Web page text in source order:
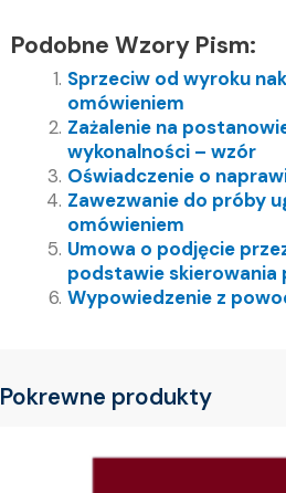
Podobne Wzory Pism:
Sprzeciw od wyroku
omówieniem
Zażalenie na
wykonalności – wzór
Oświadczenie o
Zawezwanie do próby
omówieniem
Umowa o podjęcie
podstawie skierowania
Wypowiedzenie z
Pokrewne produkty